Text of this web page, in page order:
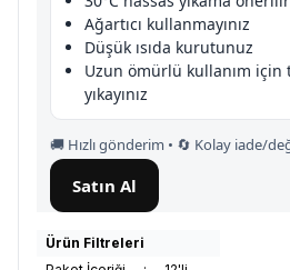
Ağartıcı kullanmayınız
Düşük ısıda kurutunuz
Uzun ömürlü kullanım için
yıkayınız
🚚 Hızlı gönderim • 🔄 Kolay iade/
Satın Al
Ürün Filtreleri